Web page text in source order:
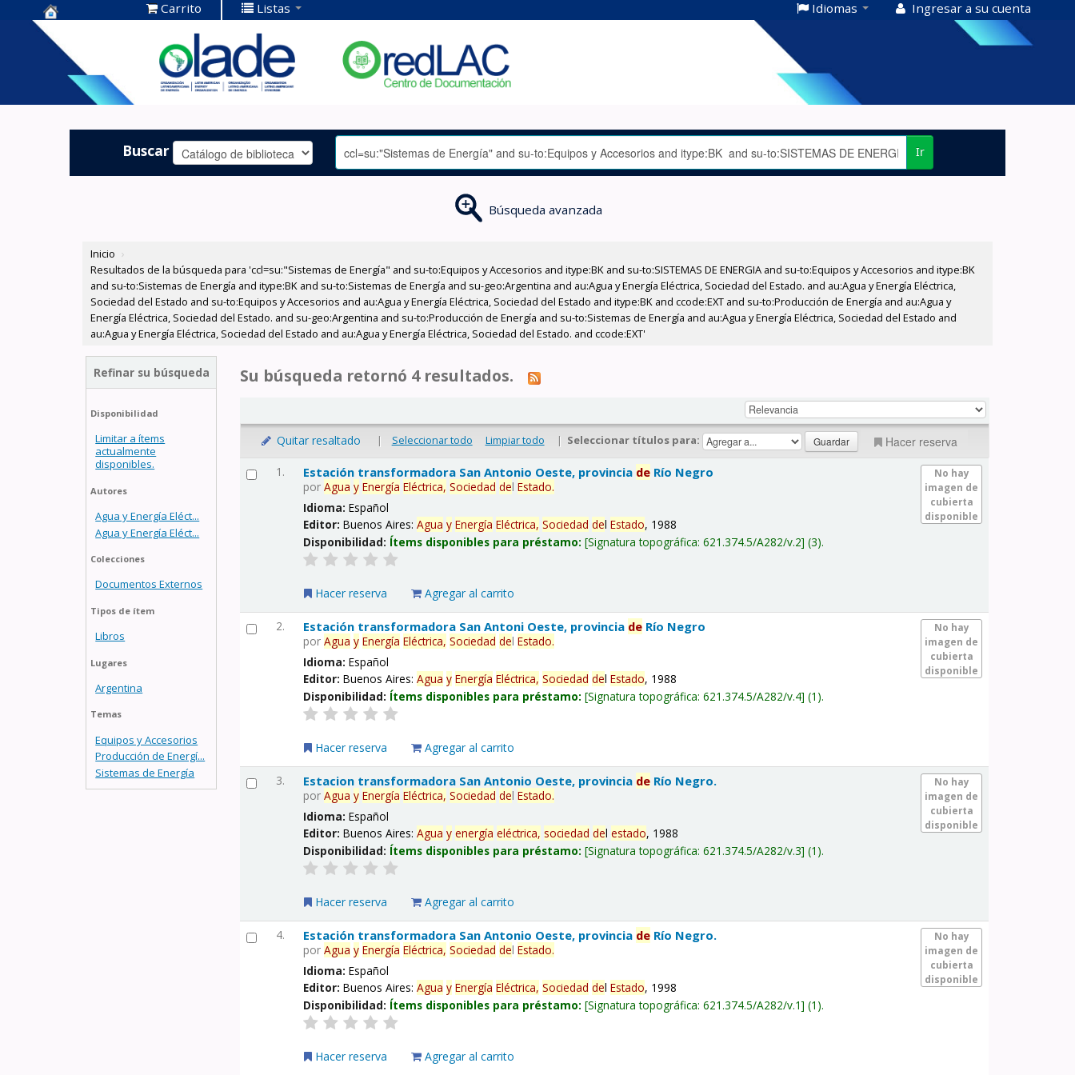
Centro de
Documentación
OLADE -
Carrito Listas Idiomas Ingresar a su cuenta
Buscar Ir
Búsqueda avanzada
Inicio ›
Resultados de la búsqueda para 'ccl=su:"Sistemas de Energía" and su-to:Equipos y Accesorios and itype:BK and su-to:SISTEMAS DE ENERGIA and su-to:Equipos y Accesorios and itype:BK
and su-to:Sistemas de Energía and itype:BK and su-to:Sistemas de Energía and su-geo:Argentina and au:Agua y Energía Eléctrica, Sociedad del Estado. and au:Agua y Energía Eléctrica,
Sociedad del Estado and su-to:Equipos y Accesorios and au:Agua y Energía Eléctrica, Sociedad del Estado and itype:BK and ccode:EXT and su-to:Producción de Energía and au:Agua y
Energía Eléctrica, Sociedad del Estado. and su-geo:Argentina and su-to:Producción de Energía and su-to:Sistemas de Energía and au:Agua y Energía Eléctrica, Sociedad del Estado and
au:Agua y Energía Eléctrica, Sociedad del Estado and au:Agua y Energía Eléctrica, Sociedad del Estado. and ccode:EXT'
Refinar su búsqueda
Disponibilidad
Limitar a ítems
actualmente
disponibles.
Autores
Agua y Energía Eléct...
Agua y Energía Eléct...
Colecciones
Documentos Externos
Tipos de ítem
Libros
Lugares
Argentina
Temas
Equipos y Accesorios
Producción de Energí...
Sistemas de Energía
Su búsqueda retornó 4 resultados.
Quitar resaltado | Seleccionar todo Limpiar todo | Seleccionar títulos para: Hacer reserva
1.
No hay
imagen de
cubierta
disponible
Estación transformadora San Antonio Oeste, provincia de Río Negro
porAgua y Energía Eléctrica, Sociedad delEstado.
Idioma:Español
Editor:Buenos Aires:Agua y Energía Eléctrica, Sociedad delEstado, 1988
Disponibilidad: Ítems disponibles para préstamo: Signatura topográfica:621.374.5/A282/v.2 (3).
Hacer reserva Agregar al carrito
2.
No hay
imagen de
cubierta
disponible
Estación transformadora San Antoni Oeste, provincia de Río Negro
porAgua y Energía Eléctrica, Sociedad delEstado.
Idioma:Español
Editor:Buenos Aires:Agua y Energía Eléctrica, Sociedad delEstado, 1988
Disponibilidad: Ítems disponibles para préstamo: Signatura topográfica:621.374.5/A282/v.4 (1).
Hacer reserva Agregar al carrito
3.
No hay
imagen de
cubierta
disponible
Estacion transformadora San Antonio Oeste, provincia de Río Negro.
porAgua y Energía Eléctrica, Sociedad delEstado.
Idioma:Español
Editor:Buenos Aires:Agua y energía eléctrica, sociedad delestado, 1988
Disponibilidad: Ítems disponibles para préstamo: Signatura topográfica:621.374.5/A282/v.3 (1).
Hacer reserva Agregar al carrito
4.
No hay
imagen de
cubierta
disponible
Estación transformadora San Antonio Oeste, provincia de Río Negro.
porAgua y Energía Eléctrica, Sociedad delEstado.
Idioma:Español
Editor:Buenos Aires:Agua y Energía Eléctrica, Sociedad delEstado, 1998
Disponibilidad: Ítems disponibles para préstamo: Signatura topográfica:621.374.5/A282/v.1 (1).
Hacer reserva Agregar al carrito